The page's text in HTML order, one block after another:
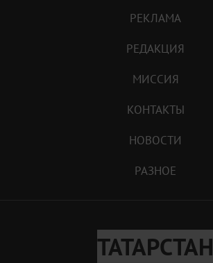
РЕКЛАМА
РЕДАКЦИЯ
МИССИЯ
КОНТАКТЫ
НОВОСТИ
РАЗНОЕ
ТАТАРСТАН